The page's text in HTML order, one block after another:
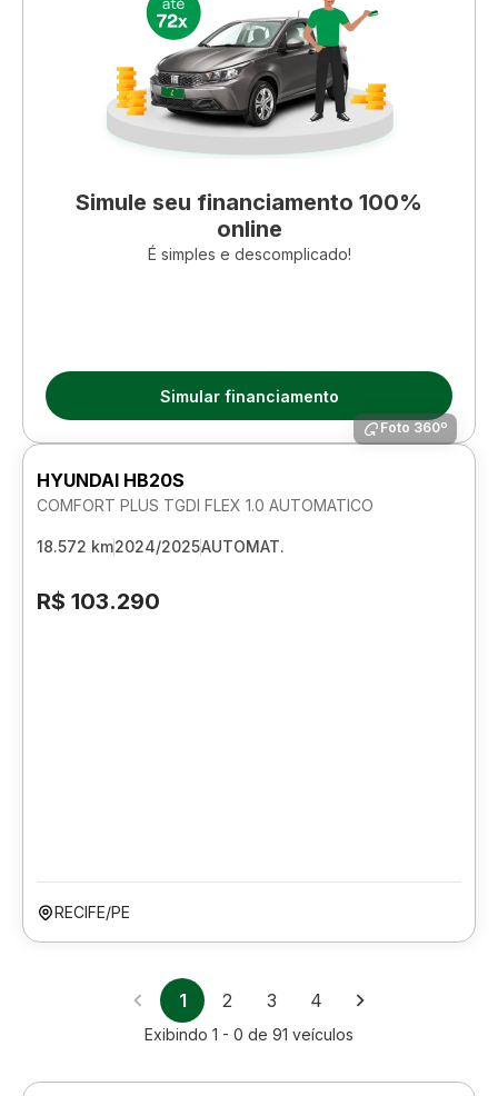
Simule seu financiamento 100%
online
É simples e descomplicado!
Simular financiamento
Foto 360º
HYUNDAI HB20S
COMFORT PLUS TGDI FLEX 1.0 AUTOMATICO
18.572 km2024/2025AUTOMAT.
R$ 103.290
RECIFE/PE
1 2 3 4
Exibindo 1 - 0 de 91 veículos